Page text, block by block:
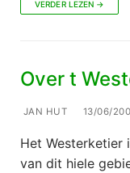
VERDER LEZEN →
Over t
JAN HUT 13/06/
Het Westerketier
van dit hiele